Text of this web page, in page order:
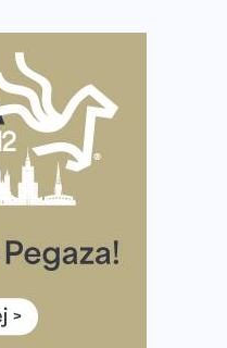
w historii.
dla Bohaterów!
się w bieganiu?
warto włączyć do
na weekend z
Warszawskiego.
– praktyczny